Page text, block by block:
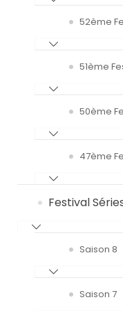
52ème
51ème
50ème
47ème
Festival
Saison 8
Saison 7